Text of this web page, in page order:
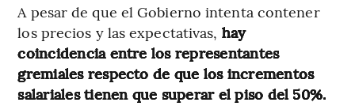
A pesar de que el Gobierno intenta contener
los precios y las expectativas, hay
coincidencia entre los representantes
gremiales respecto de que los incrementos
salariales tienen que superar el piso del 50%.